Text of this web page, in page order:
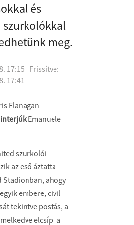
és
szurkolókkal
meg.
17:15 | Frissítve:
17:41
Flanagan
interjúk Emanuele
szurkolói
az eső áztatta
Stadionban, ahogy
embere, civil
tekintve postás, a
elcsípi a